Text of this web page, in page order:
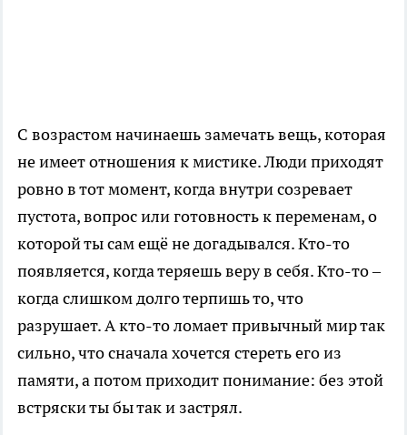
С возрастом начинаешь замечать вещь, которая
не имеет отношения к мистике. Люди приходят
ровно в тот момент, когда внутри созревает
пустота, вопрос или готовность к переменам, о
которой ты сам ещё не догадывался. Кто-то
появляется, когда теряешь веру в себя. Кто-то –
когда слишком долго терпишь то, что
разрушает. А кто-то ломает привычный мир так
сильно, что сначала хочется стереть его из
памяти, а потом приходит понимание: без этой
встряски ты бы так и застрял.